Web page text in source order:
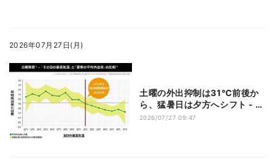
2026年07月27日(月)
土曜の外出抑制は31℃前後か
ら、猛暑日は夕方へシフト - 電
通ら調査
2026/07/27 09:47